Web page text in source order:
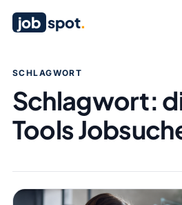
job spot.
SCHLAGWORT
Schlagwort:
Tools